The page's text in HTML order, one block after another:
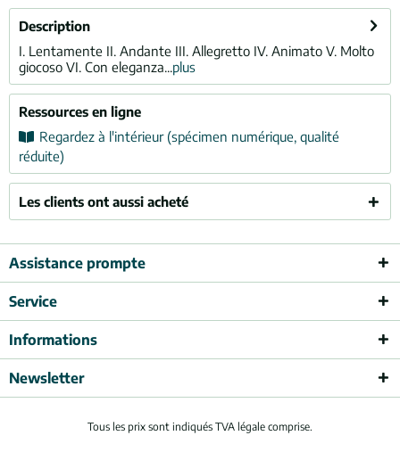
Description
I. Lentamente II. Andante III. Allegretto IV. Animato V. Molto
giocoso VI. Con eleganza...plus
Ressources en ligne
Regardez à l'intérieur (spécimen numérique, qualité
réduite)
Les clients ont aussi acheté
Assistance prompte
Service
Informations
Newsletter
Tous les prix sont indiqués TVA légale comprise.